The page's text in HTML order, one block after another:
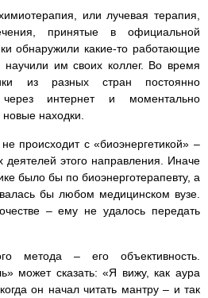
или лучевая терапия,
принятые в официальной
обнаружили какие-то работающие
им своих коллег. Во время
из разных стран постоянно
интернет и моментально
находки.
происходит с «биоэнергетикой» –
деятелей этого направления. Иначе
было бы по биоэнерготерапевту, а
бы любом медицинском вузе.
– ему не удалось передать
метода – его объективность.
может сказать: «Я вижу, как аура
он начал читать мантру – и так